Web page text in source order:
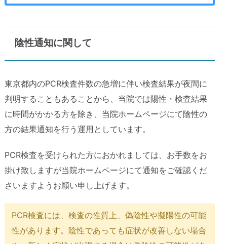
陰性通知に関して
東京都内のPCR検査件数の急増に伴い検査結果が夜間に
判明することもあることから、当院では陽性・検査結果
に時間がかかる方を除き、当院ホームページにて陰性の
方の結果通知を行う運用としています。
PCR検査を受けられた方におかれましては、お手数をお
掛け致しますが当院ホームページにて通知をご確認くだ
さいますようお願い申し上げます。
PCR検査には、検査の性質上、偽陰性や擬陽性の可能
性があります。陰性であっても症状が改善しない場合